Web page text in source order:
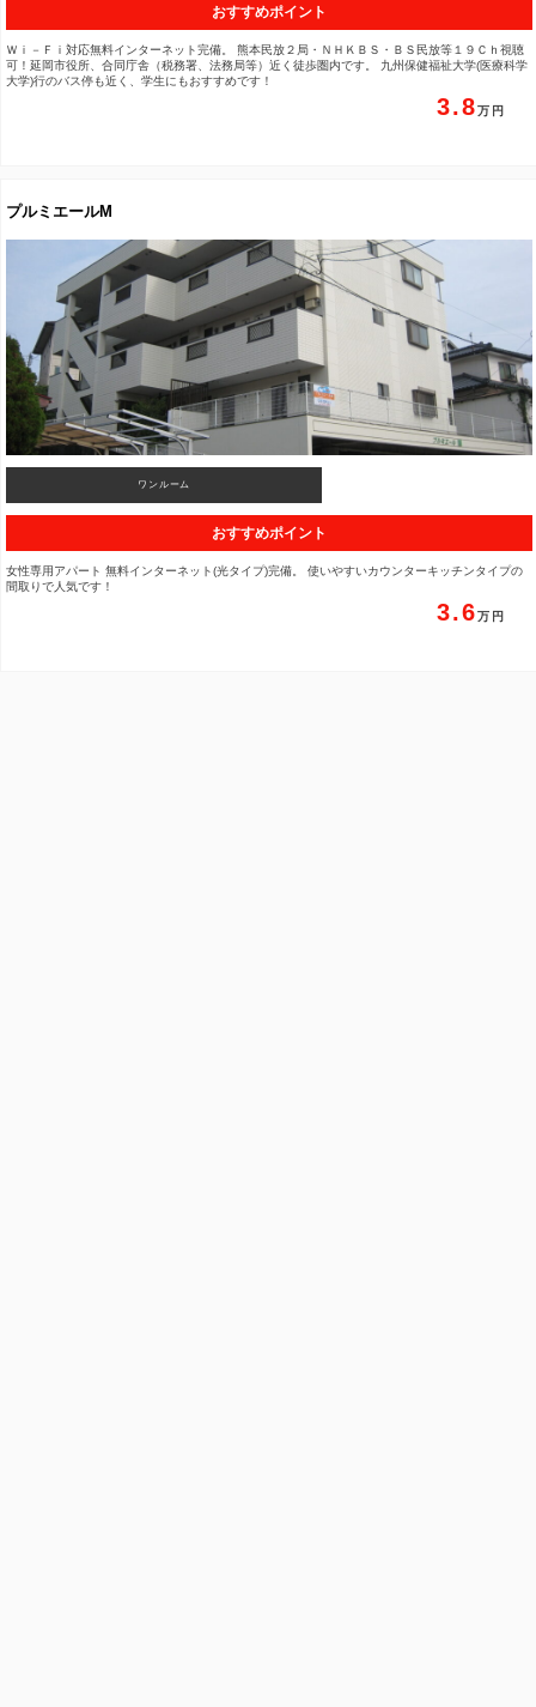
おすすめポイント
Ｗｉ－Ｆｉ対応無料インターネット完備。 熊本民放２局・ＮＨＫＢＳ・ＢＳ民放等１９Ｃｈ視聴
可！延岡市役所、合同庁舎（税務署、法務局等）近く徒歩圏内です。 九州保健福祉大学(医療科学
大学)行のバス停も近く、学生にもおすすめです！
3.8
プルミエールM
ワンルーム
おすすめポイント
女性専用アパート 無料インターネット(光タイプ)完備。 使いやすいカウンターキッチンタイプの
間取りで人気です！
3.6